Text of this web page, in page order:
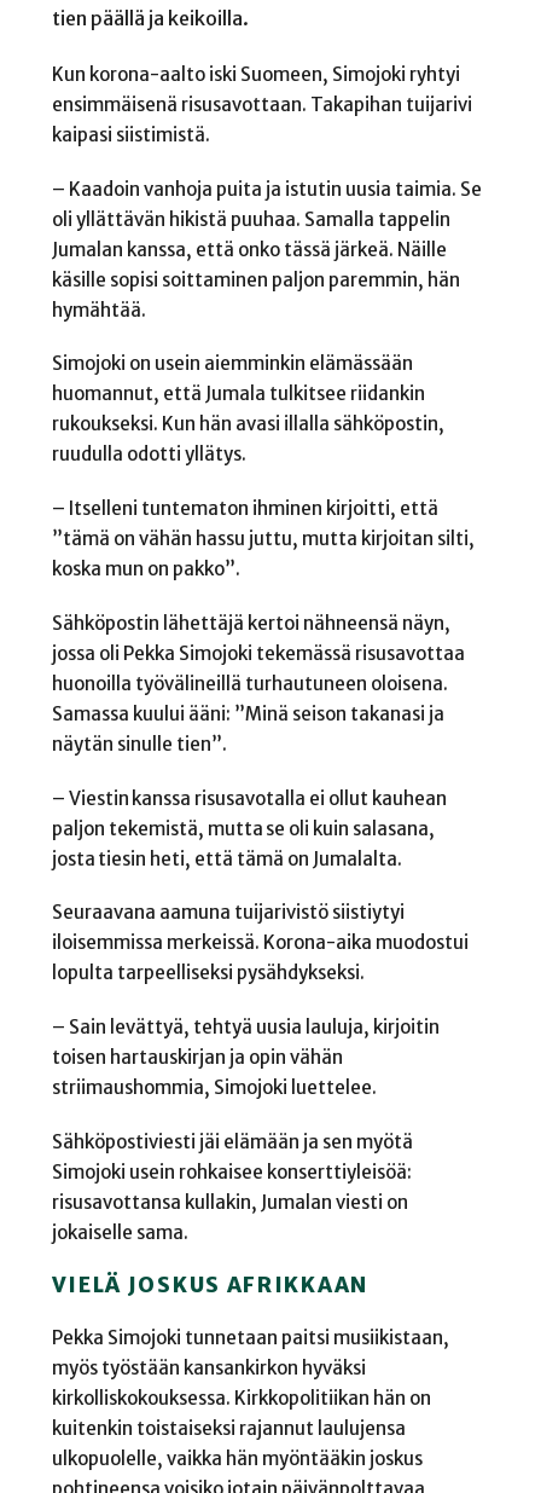
tien päällä ja keikoilla.
Kun korona-aalto iski Suomeen, Simojoki ryhtyi
ensimmäisenä risusavottaan. Takapihan tuijarivi
kaipasi siistimistä.
– Kaadoin vanhoja puita ja istutin uusia taimia. Se
oli yllättävän hikistä puuhaa. Samalla tappelin
Jumalan kanssa, että onko tässä järkeä. Näille
käsille sopisi soittaminen paljon paremmin, hän
hymähtää.
Simojoki on usein aiemminkin elämässään
huomannut, että Jumala tulkitsee riidankin
rukoukseksi. Kun hän avasi illalla sähköpostin,
ruudulla odotti yllätys.
– Itselleni tuntematon ihminen kirjoitti, että
”tämä on vähän hassu juttu, mutta kirjoitan silti,
koska mun on pakko”.
Sähköpostin lähettäjä kertoi nähneensä näyn,
jossa oli Pekka Simojoki tekemässä risusavottaa
huonoilla työvälineillä turhautuneen oloisena.
Samassa kuului ääni: ”Minä seison takanasi ja
näytän sinulle tien”.
– Viestin kanssa risusavotalla ei ollut kauhean
paljon tekemistä, mutta se oli kuin salasana,
josta tiesin heti, että tämä on Jumalalta.
Seuraavana aamuna tuijarivistö siistiytyi
iloisemmissa merkeissä. Korona-aika muodostui
lopulta tarpeelliseksi pysähdykseksi.
– Sain levättyä, tehtyä uusia lauluja, kirjoitin
toisen hartauskirjan ja opin vähän
striimaushommia, Simojoki luettelee.
Sähköpostiviesti jäi elämään ja sen myötä
Simojoki usein rohkaisee konserttiyleisöä:
risusavottansa kullakin, Jumalan viesti on
jokaiselle sama.
VIELÄ JOSKUS AFRIKKAAN
Pekka Simojoki tunnetaan paitsi musiikistaan,
myös työstään kansankirkon hyväksi
kirkolliskokouksessa. Kirkkopolitiikan hän on
kuitenkin toistaiseksi rajannut laulujensa
ulkopuolelle, vaikka hän myöntääkin joskus